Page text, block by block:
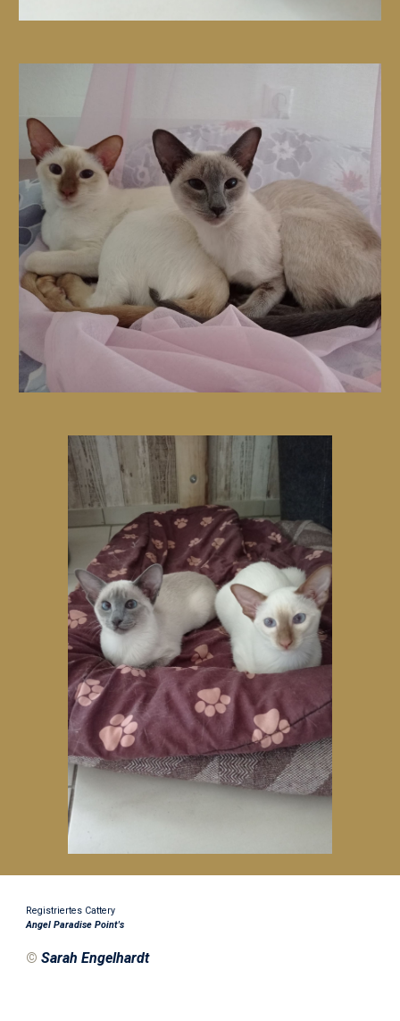
Registriertes Cattery
Angel Paradise Point's
©Sarah Engelhardt